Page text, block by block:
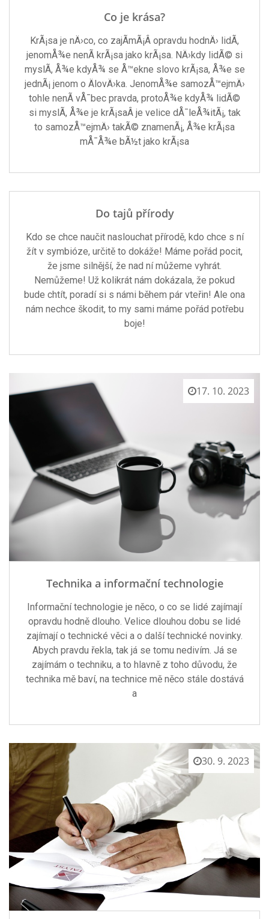
Co je krása?
KrÃ¡sa je nÄ›co, co zajÃ­mÃ¡Â opravdu hodnÄ› lidÃ­,
jenomÅ¾e nenÃ­ krÃ¡sa jako krÃ¡sa. NÄ›kdy lidÃ© si
myslÃ­, Å¾e kdyÅ¾ se Å™ekne slovo krÃ¡sa, Å¾e se
jednÃ¡ jenom o ÄlovÄ›ka. JenomÅ¾e samozÅ™ejmÄ›
tohle nenÃ­ vÅ¯bec pravda, protoÅ¾e kdyÅ¾ lidÃ©
si myslÃ­, Å¾e je krÃ¡saÂ je velice dÅ¯leÅ¾itÃ¡, tak
to samozÅ™ejmÄ› takÃ© znamenÃ¡, Å¾e krÃ¡sa
mÅ¯Å¾e bÃ½t jako krÃ¡sa
Do tajů přírody
Kdo se chce naučit naslouchat přírodě, kdo chce s ní
žít v symbióze, určitě to dokáže! Máme pořád pocit,
že jsme silnější, že nad ní můžeme vyhrát.
Nemůžeme! Už kolikrát nám dokázala, že pokud
bude chtít, poradí si s námi během pár vteřin! Ale ona
nám nechce škodit, to my sami máme pořád potřebu
boje!
17. 10. 2023
Technika a informační technologie
Informační technologie je něco, o co se lidé zajímají
opravdu hodně dlouho. Velice dlouhou dobu se lidé
zajímají o technické věci a o další technické novinky.
Abych pravdu řekla, tak já se tomu nedivím. Já se
zajímám o techniku, a to hlavně z toho důvodu, že
technika mě baví, na technice mě něco stále dostává
a
30. 9. 2023